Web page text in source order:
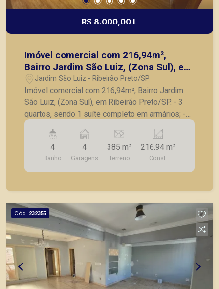
R$ 8.000,00 L
Imóvel comercial com 216,94m²,
Bairro Jardim São Luiz, (Zona Sul), em
Ribeirão Preto/SP.
Jardim São Luiz - Ribeirão Preto/SP
Imóvel comercial com 216,94m², Bairro Jardim
São Luiz, (Zona Sul), em Ribeirão Preto/SP. - 3
quartos, sendo 1 suíte completo em armários; -
Lavabo; - Sala; - Cozinha; - Lavanderia; - Varanda
gourmet com churrasqueira; - Amplo quintal e
corredor lateral; - 4 vagas de garagem recuadas; -
Excelente localização em avenida de grande
fluxo. Também temos imóveis no Nova Aliança,
comerciais localizados na Zona Sul.
4
Banho
4
Garagens
385 m²
Terreno
216.94 m²
Const.
Cód. 232355